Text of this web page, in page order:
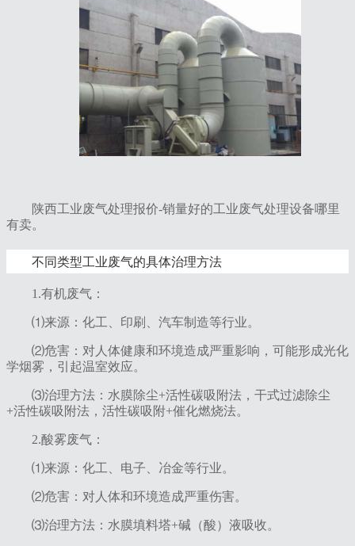
陕西工业废气处理报价-销量好的工业废气处理设备哪里
有卖。
不同类型工业废气的具体治理方法
1‌.有机废气‌：
⑴来源：化工、印刷、汽车制造等行业。
⑵危害：对人体健康和环境造成严重影响，可能形成光化
学烟雾，引起温室效应。
⑶治理方法：水膜除尘+活性碳吸附法，干式过滤除尘
+活性碳吸附法，活性碳吸附+催化燃烧法。
2‌.酸雾废气‌：
⑴来源：化工、电子、冶金等行业。
⑵危害：对人体和环境造成严重伤害。
⑶治理方法：水膜填料塔+碱（酸）液吸收。